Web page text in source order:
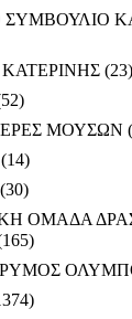
(23)
ΜΟΥΣΩΝ
(14)
(30)
ΟΜΑΔΑ